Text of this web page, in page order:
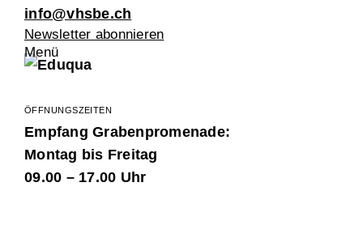
Newsletter abonnieren
Menü
info@vhsbe.ch
ÖFFNUNGSZEITEN
Empfang Grabenpromenade:
Montag bis Freitag
09.00 – 17.00 Uhr